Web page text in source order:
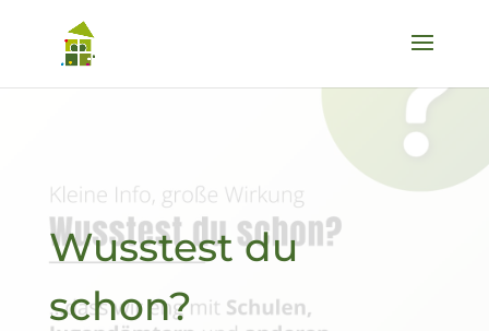
Wusstest du
schon?